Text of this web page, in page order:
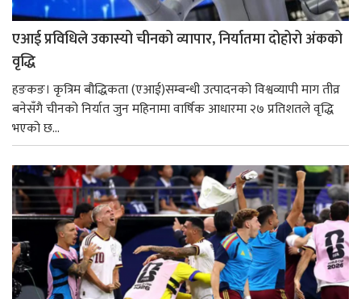
एआई प्रविधिले उकास्यो चीनको व्यापार, निर्यातमा दोहोरो अंकको
वृद्धि
हङकङ। कृत्रिम बौद्धिकता (एआई)सम्बन्धी उत्पादनको विश्वव्यापी माग तीव्र
बनेसँगै चीनको निर्यात जुन महिनामा वार्षिक आधारमा २७ प्रतिशतले वृद्धि
भएको छ...